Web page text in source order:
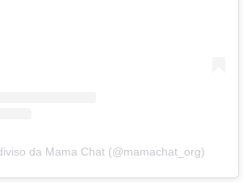
da Mama Chat (@mamachat_org)